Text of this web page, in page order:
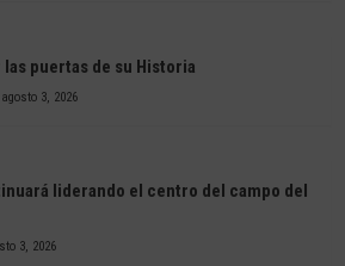
las puertas de su Historia
agosto 3, 2026
liderando el centro del campo del
3, 2026